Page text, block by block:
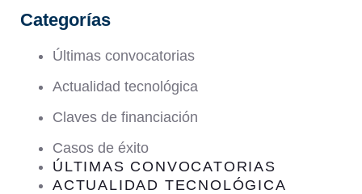
Categorías
Últimas convocatorias
Actualidad tecnológica
Claves de financiación
Casos de éxito
ÚLTIMAS CONVOCATORIAS
ACTUALIDAD TECNOLÓGICA